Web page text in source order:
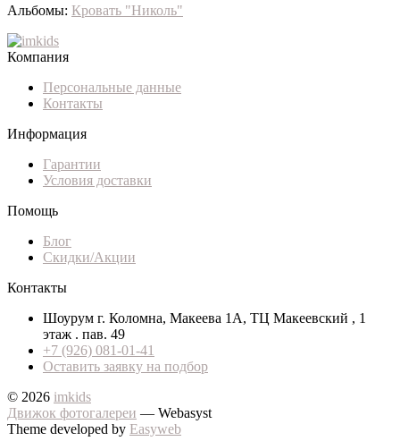
Альбомы: Кровать "Николь"
Компания
Персональные данные
Контакты
Информация
Гарантии
Условия доставки
Помощь
Блог
Скидки/Акции
Контакты
Шоурум г. Коломна, Макеева 1А, ТЦ Макеевский , 1
этаж . пав. 49
+7 (926) 081-01-41
Оставить заявку на подбор
© 2026 imkids
Движок фотогалереи — Webasyst
Theme developed by Easyweb